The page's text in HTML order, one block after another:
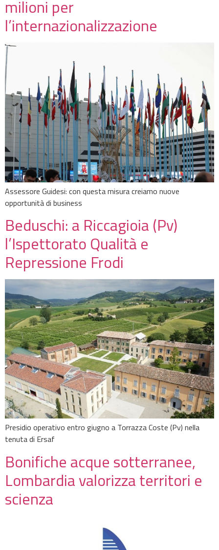
milioni per
l’internazionalizzazione
Assessore Guidesi: con questa misura creiamo nuove
opportunità di business
Beduschi: a Riccagioia (Pv)
l’Ispettorato Qualità e
Repressione Frodi
Presidio operativo entro giugno a Torrazza Coste (Pv) nella
tenuta di Ersaf
Bonifiche acque sotterranee,
Lombardia valorizza territori e
scienza